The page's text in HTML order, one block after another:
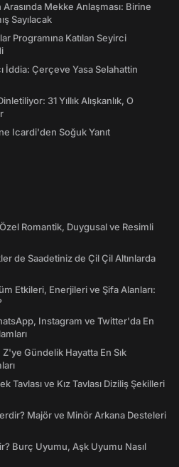
Mekke Anlaşması: Birine
Sayılacak
Programına Katılan Seyirci
İddia: Çerçeve Yasa Selahattin
31 Yıllık Alışkanlık, O
Icardi'den Soğuk Yanıt
Romantik, Duygusal ve Resimli
de Saadetiniz de Çil Çil Altınlarda
Etkileri, Enerjileri ve Şifa Alanları:
Instagram ve Twitter'da En
Gündelik Hayatta En Sık
Tavlası ve Kız Tavlası Diziliş Şekilleri
Majör ve Minör Arkana Desteleri
Burç Uyumu, Aşk Uyumu Nasıl